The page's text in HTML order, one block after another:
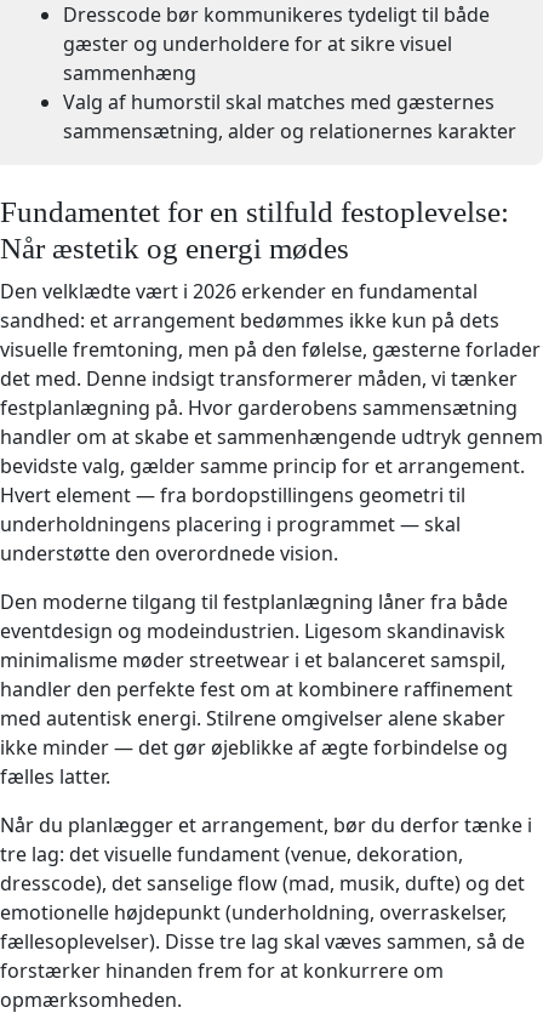
Dresscode bør kommunikeres tydeligt til både
gæster og underholdere for at sikre visuel
sammenhæng
Valg af humorstil skal matches med gæsternes
sammensætning, alder og relationernes karakter
Fundamentet for en stilfuld festoplevelse:
Når æstetik og energi mødes
Den velklædte vært i 2026 erkender en fundamental
sandhed: et arrangement bedømmes ikke kun på dets
visuelle fremtoning, men på den følelse, gæsterne forlader
det med. Denne indsigt transformerer måden, vi tænker
festplanlægning på. Hvor garderobens sammensætning
handler om at skabe et sammenhængende udtryk gennem
bevidste valg, gælder samme princip for et arrangement.
Hvert element — fra bordopstillingens geometri til
underholdningens placering i programmet — skal
understøtte den overordnede vision.
Den moderne tilgang til festplanlægning låner fra både
eventdesign og modeindustrien. Ligesom skandinavisk
minimalisme møder streetwear i et balanceret samspil,
handler den perfekte fest om at kombinere raffinement
med autentisk energi. Stilrene omgivelser alene skaber
ikke minder — det gør øjeblikke af ægte forbindelse og
fælles latter.
Når du planlægger et arrangement, bør du derfor tænke i
tre lag: det visuelle fundament (venue, dekoration,
dresscode), det sanselige flow (mad, musik, dufte) og det
emotionelle højdepunkt (underholdning, overraskelser,
fællesoplevelser). Disse tre lag skal væves sammen, så de
forstærker hinanden frem for at konkurrere om
opmærksomheden.